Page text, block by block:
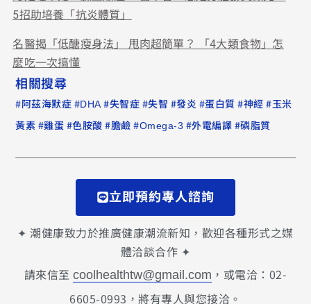
5招助培養「抗炎體質」
名醫揭「低醣瘦身法」 甩肉超簡單？ 「4大類食物」怎
麼吃一次搞懂
相關搜尋
#阿茲海默症 #DHA#失智症 #失智 #發炎 #蛋白質 #神經 #玉米
黃素 #雞蛋 #色胺酸 #膽鹼 #Omega-3 #外電編譯 #磷脂質
立即預約專人諮詢
✦ 潮健康致力於推廣健康潮流新知，歡迎各種形式之媒
體洽談合作 ✦
請來信至coolhealthtw@gmail.com ，或電洽：02-
6605-0993，將有專人與您接洽。